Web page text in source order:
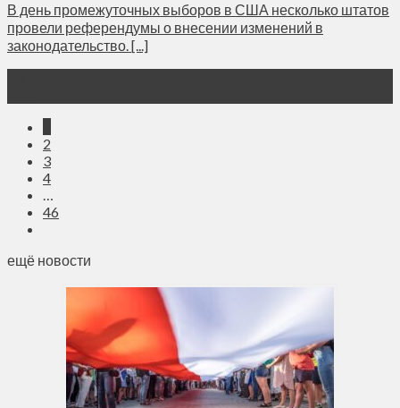
В день промежуточных выборов в США несколько штатов
провели референдумы о внесении изменений в
законодательство. [...]
2
3
4
…
46
ещё новости